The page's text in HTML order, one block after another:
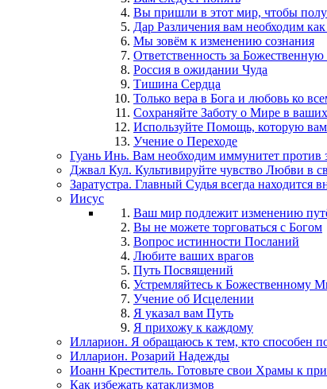
Вы пришли в этот мир, чтобы
Дар Различения вам необходим как
Мы зовём к изменению сознания
Ответственность за
Россия в ожидании Чуда
Тишина Сердца
Только вера в Бога и любовь ко
Сохраняйте Заботу о Мире в
Используйте Помощь, которую
Учение о Переходе
Гуань Инь. Вам необходим иммунитет против
Джвал Кул. Культивируйте чувство Любви в
Заратустра. Главный Судья всегда находится
Иисус
Ваш мир подлежит изменению
Вы не можете торговаться с Богом
Вопрос истинности Посланий
Любите ваших врагов
Путь Посвящений
Устремляйтесь к Божественному
Учение об Исцелении
Я указал вам Путь
Я прихожу к каждому
Илларион. Я обращаюсь к тем, кто способен
Илларион. Розарий Надежды
Иоанн Креститель. Готовьте свои Храмы к
Как избежать катаклизмов